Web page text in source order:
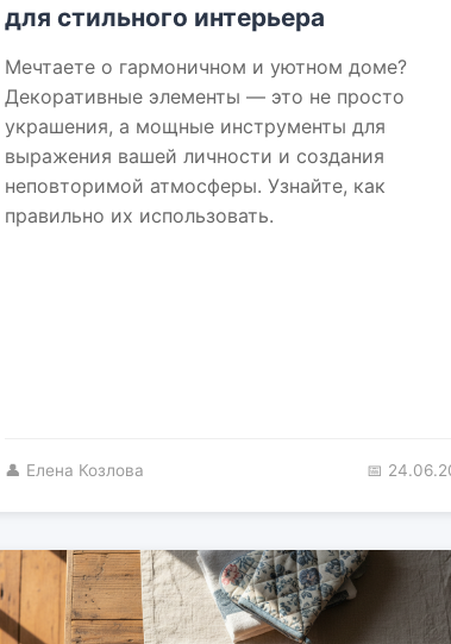
для стильного интерьера
Мечтаете о гармоничном и уютном доме?
Декоративные элементы — это не просто
украшения, а мощные инструменты для
выражения вашей личности и создания
неповторимой атмосферы. Узнайте, как
правильно их использовать.
👤 Елена Козлова 📅